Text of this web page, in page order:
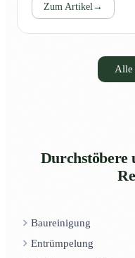
Zum Artikel →
Alle
Durchstöbere
Baureinigung
Entrümpelung